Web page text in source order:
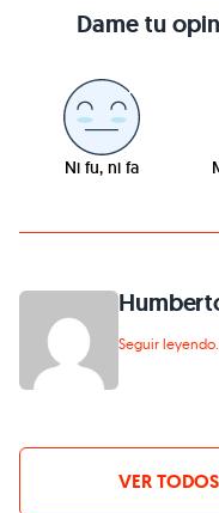
Dame tu
Ni fu, ni fa
Seguir
VER